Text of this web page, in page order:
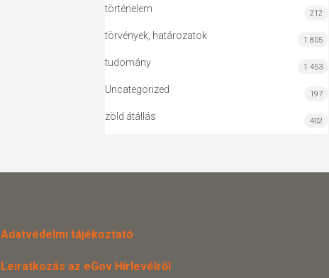
történelem 212
törvények, határozatok 1 805
tudomány 1 453
Uncategorized 197
zöld átállás 402
Adatvédelmi tájékoztató
Leiratkozás az eGov Hírlevélről